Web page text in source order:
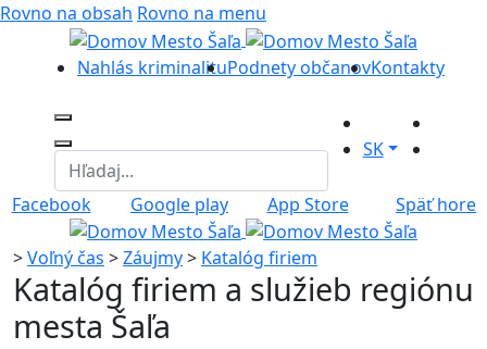
Rovno na obsah Rovno na menu
Nahlás kriminalituPodnety občanovKontakty
SK
Facebook Google play App Store Späť hore
>Voľný čas >Záujmy> Katalóg firiem
Katalóg firiem a služieb regiónu
mesta Šaľa